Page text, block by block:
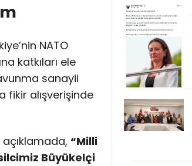
NATO
katkıları ele
sanayii
fikir alışverişinde
açıklamada, “Milli
Büyükelçi